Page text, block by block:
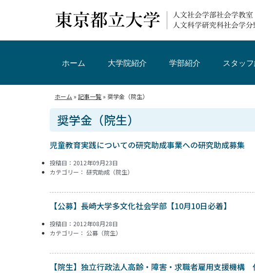
ホーム 大学院紹介 学部紹介 スタッ
ホーム » 記事一覧 » 奨学金（院生）
奨学金（院生）
児童教育実践についての研究助成事業への研究助成募集
投稿日：2012年09月23日
カテゴリー： 研究助成（院生）
【公募】長崎大学多文化社会学部【10月10日必着】
投稿日：2012年08月28日
カテゴリー： 公募（院生）
【院生】独立行政法人高齢・障害・求職者雇用支援機